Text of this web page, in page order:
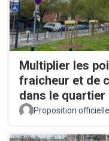
Multiplier les
fraicheur et de
dans le quartier
Proposition officielle